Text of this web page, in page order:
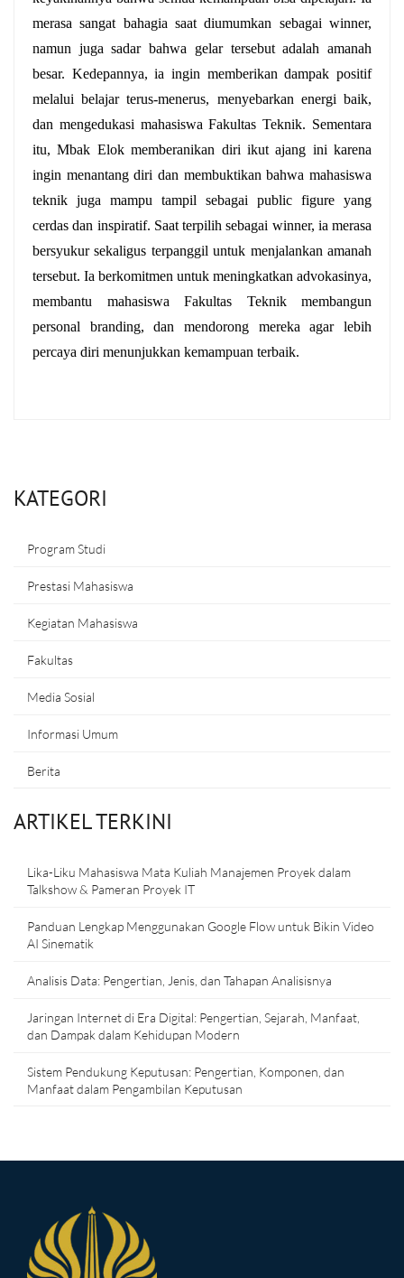
merasa sangat bahagia saat diumumkan sebagai winner,
namun juga sadar bahwa gelar tersebut adalah amanah
besar. Kedepannya, ia ingin memberikan dampak positif
melalui belajar terus-menerus, menyebarkan energi baik,
dan mengedukasi mahasiswa Fakultas Teknik. Sementara
itu, Mbak Elok memberanikan diri ikut ajang ini karena
ingin menantang diri dan membuktikan bahwa mahasiswa
teknik juga mampu tampil sebagai public figure yang
cerdas dan inspiratif. Saat terpilih sebagai winner, ia merasa
bersyukur sekaligus terpanggil untuk menjalankan amanah
tersebut. Ia berkomitmen untuk meningkatkan advokasinya,
membantu mahasiswa Fakultas Teknik membangun
personal branding, dan mendorong mereka agar lebih
percaya diri menunjukkan kemampuan terbaik.
KATEGORI
Program Studi
Prestasi Mahasiswa
Kegiatan Mahasiswa
Fakultas
Media Sosial
Informasi Umum
Berita
ARTIKEL TERKINI
Lika-Liku Mahasiswa Mata Kuliah Manajemen Proyek dalam
Talkshow & Pameran Proyek IT
Panduan Lengkap Menggunakan Google Flow untuk Bikin Video
AI Sinematik
Analisis Data: Pengertian, Jenis, dan Tahapan Analisisnya
Jaringan Internet di Era Digital: Pengertian, Sejarah, Manfaat,
dan Dampak dalam Kehidupan Modern
Sistem Pendukung Keputusan: Pengertian, Komponen, dan
Manfaat dalam Pengambilan Keputusan